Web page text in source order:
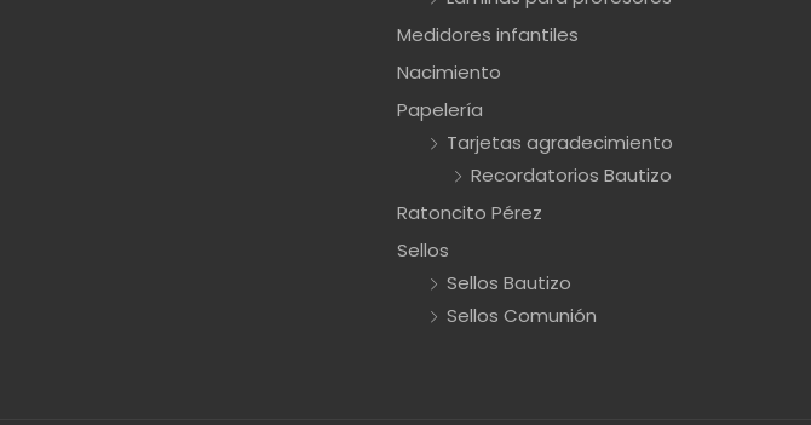
Medidores infantiles
Nacimiento
Papelería
Tarjetas agradecimiento
Recordatorios Bautizo
Ratoncito Pérez
Sellos
Sellos Bautizo
Sellos Comunión